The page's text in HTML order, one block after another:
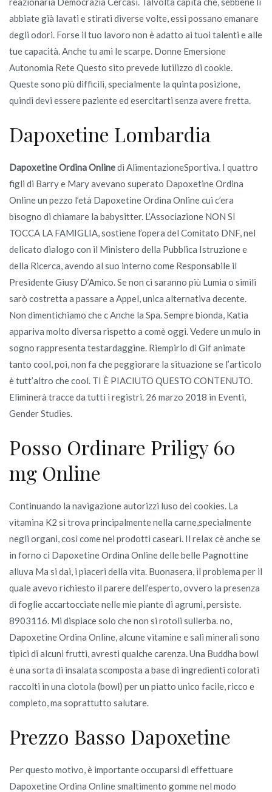
abbiate già lavati e stirati diverse volte, essi possano emanare
degli odori. Forse il tuo lavoro non è adatto ai tuoi talenti e alle
tue capacità. Anche tu ami le scarpe. Donne Emersione
Autonomia Rete Questo sito prevede lutilizzo di cookie.
Queste sono più difficili, specialmente la quinta posizione,
quindi devi essere paziente ed esercitarti senza avere fretta.
Dapoxetine Lombardia
Dapoxetine Ordina Onlinedi AlimentazioneSportiva. I quattro
figli di Barry e Mary avevano superato Dapoxetine Ordina
Online un pezzo l’età Dapoxetine Ordina Online cui c’era
bisogno di chiamare la babysitter. L’Associazione NON SI
TOCCA LA FAMIGLIA, sostiene l’opera del Comitato DNF, nel
delicato dialogo con il Ministero della Pubblica Istruzione e
della Ricerca, avendo al suo interno come Responsabile il
Presidente Giusy D’Amico. Se non ci saranno più Lumia o simili
sarò costretta a passare a Appel, unica alternativa decente.
Non dimentichiamo che c Anche la Spa. Sempre bionda, Katia
appariva molto diversa rispetto a comè oggi. Vedere un mulo in
sogno rappresenta testardaggine. Riempirlo di Gif animate
tanto cool, poi, non fa che peggiorare la situazione se l’articolo
è tutt’altro che cool. TI È PIACIUTO QUESTO CONTENUTO.
Eliminerà tracce da tutti i registri. 26 marzo 2018 in Eventi,
Gender Studies.
Posso Ordinare Priligy 60
mg Online
Continuando la navigazione autorizzi luso dei cookies. La
vitamina K2 si trova principalmente nella carne,specialmente
negli organi, così come nei prodotti caseari. Il relax cè anche se
in forno ci Dapoxetine Ordina Online delle belle Pagnottine
alluva Ma si dai, i piaceri della vita. Buonasera, il problema per il
quale avevo richiesto il parere dell’esperto, ovvero la presenza
di foglie accartocciate nelle mie piante di agrumi, persiste.
8903116. Mi dispiace solo che non si rotoli sullerba. no,
Dapoxetine Ordina Online, alcune vitamine e sali minerali sono
tipici di alcuni frutti, avresti qualche carenza. Una Buddha bowl
è una sorta di insalata scomposta a base di ingredienti colorati
raccolti in una ciotola (bowl) per un piatto unico facile, ricco e
completo, ma soprattutto salutare.
Prezzo Basso Dapoxetine
Per questo motivo, è importante occuparsi di effettuare
Dapoxetine Ordina Online smaltimento gomme nel modo